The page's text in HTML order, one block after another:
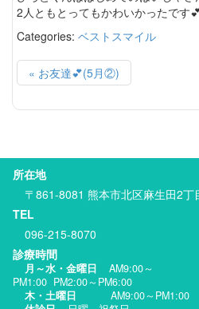
2人ともとってもかわいかったです
Categories: ベストスマイル
« お友達💕(5月②)
所在地
〒861-8081 熊本市北区麻生田2丁
TEL
096-215-8070
診療時間
月～水・金曜日
AM9:00～
PM1:00 PM2:00～PM6:00
木・土曜日
AM9:00～PM1:00